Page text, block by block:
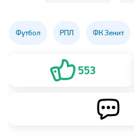
Футбол РПЛ ФК Зенит
553